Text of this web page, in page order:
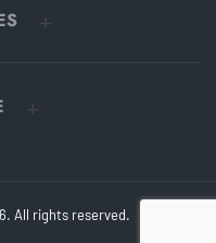
All rights reserved.